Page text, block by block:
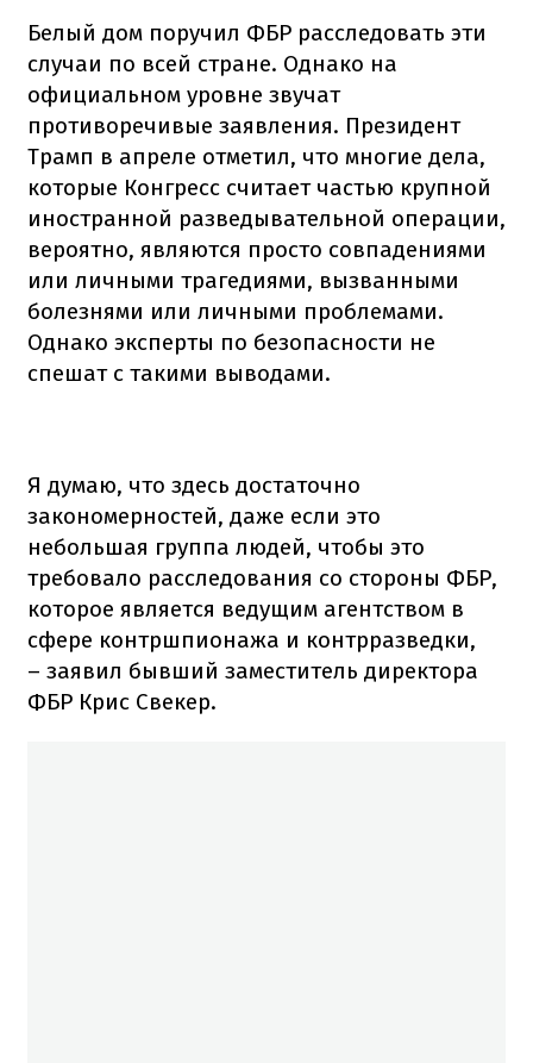
Белый дом поручил ФБР расследовать эти
случаи по всей стране. Однако на
официальном уровне звучат
противоречивые заявления. Президент
Трамп в апреле отметил, что многие дела,
которые Конгресс считает частью крупной
иностранной разведывательной операции,
вероятно, являются просто совпадениями
или личными трагедиями, вызванными
болезнями или личными проблемами.
Однако эксперты по безопасности не
спешат с такими выводами.
Я думаю, что здесь достаточно
закономерностей, даже если это
небольшая группа людей, чтобы это
требовало расследования со стороны ФБР,
которое является ведущим агентством в
сфере контршпионажа и контрразведки,
– заявил бывший заместитель директора
ФБР Крис Свекер.